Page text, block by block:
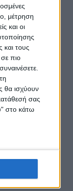
μέτρηση
και οι
και τους
πιο
θα ισχύουν
σας
στο κάτω